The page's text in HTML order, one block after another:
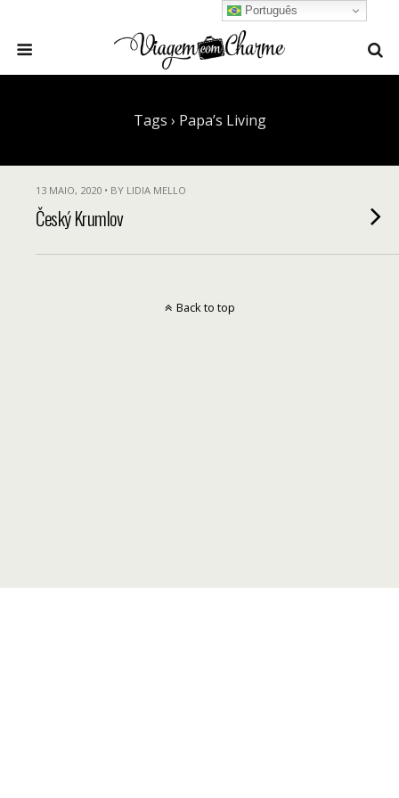
Tags › Papa’s Living
13 MAIO, 2020 • BY LIDIA MELLO
Český Krumlov
Português
Back to top